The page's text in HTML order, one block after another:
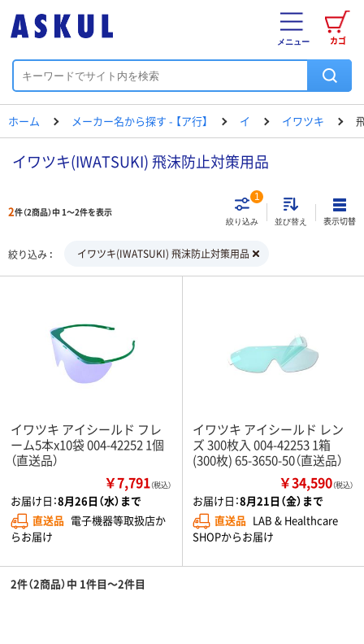
カゴ
メニュー
ホーム メーカー名から探す - 【ア行】 イ イワツキ
イワツキ(IWATSUKI) 飛沫防止対策用品
2件（2商品）中 1～2件を表示
絞り込み
1
並び替え 表示切替
絞り込み イワツキ(IWATSUKI) 飛沫防止対策用品
イワツキ アイシールド フレ
ーム5本x10袋 004-42252 1個
（直送品）
￥7,791（税込）
お届け日：8月26日（水）まで
直送品 電子機器等取扱店か
らお届け
イワツキ アイシールド レン
ズ 300枚入 004-42253 1箱
(300枚) 65-3650-50（直送品）
￥34,590（税込）
お届け日：8月21日（金）まで
直送品 LAB & Healthcare
SHOPからお届け
2件（2商品）中 1件目～2件目